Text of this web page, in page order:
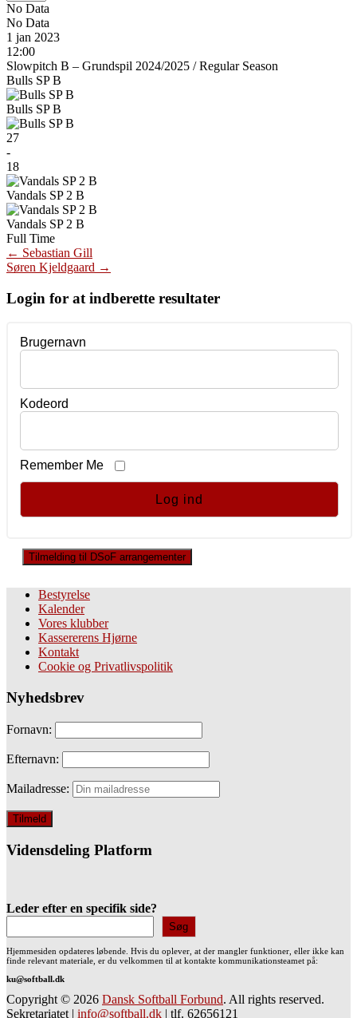
No Data
No Data
1 jan 2023
12:00
Slowpitch B – Grundspil 2024/2025 /Regular Season
Bulls SP B
Bulls SP B
27
-
18
Vandals SP 2 B
Vandals SP 2 B
Full Time
Post
navigation
← Sebastian Gill
Søren Kjeldgaard →
Login for at indberette resultater
Brugernavn
Kodeord
Remember Me
Tilmelding til DSoF arrangementer
Bestyrelse
Kalender
Vores klubber
Kassererens Hjørne
Kontakt
Cookie og Privatlivspolitik
Nyhedsbrev
Fornavn:
Efternavn:
Mailadresse:
Vidensdeling Platform
Leder efter en specifik side?
Søg
Hjemmesiden opdateres løbende. Hvis du oplever, at der mangler funktioner, eller ikke kan
finde relevant materiale, er du velkommen til at kontakte kommunikationsteamet på:
ku@softball.dk
Copyright © 2026 Dansk Softball Forbund. All rights reserved.
Sekretariatet | info@softball.dk | tlf. 62656121